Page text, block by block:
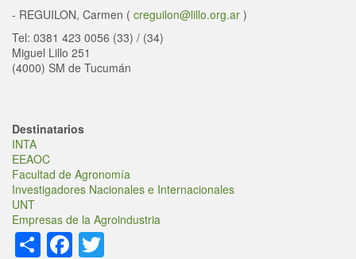
- REGUILON, Carmen ( creguilon@lillo.org.ar )
Tel: 0381 423 0056 (33) / (34)
Miguel Lillo 251
(4000) SM de Tucumán
Destinatarios
INTA
EEAOC
Facultad de Agronomía
Investigadores Nacionales e Internacionales
UNT
Empresas de la Agroindustria
ShareFacebook